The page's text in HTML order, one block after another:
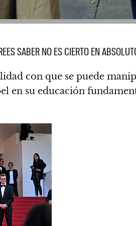
SABER NO ES CIERTO EN
con que se puede
en su educación